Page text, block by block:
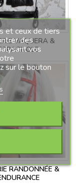
VAQUERA &
RANDONNÉE &
et ceux de tiers
des
vos
sur le bouton